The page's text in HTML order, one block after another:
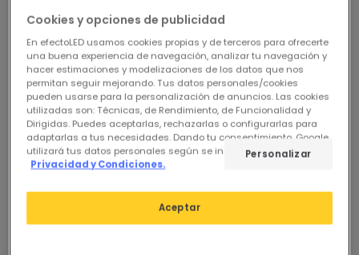
Placa LED 6W Cuadrada
SuperSlim Corte 105x105
mm
En Stock, entrega en
24/48h
Placa LED 12W Cuadrada
SuperSlim Corte 155x155
mm
En Stock, entrega en
24/48h
Cookies y opciones de publicidad
En efectoLED usamos cookies propias y de terceros para ofrecerte
una buena experiencia de navegación, analizar tu navegación y
hacer estimaciones y modelizaciones de los datos que nos
permitan seguir mejorando. Tus datos personales/cookies
pueden usarse para la personalización de anuncios. Las cookies
utilizadas son: Técnicas, de Rendimiento, de Funcionalidad y
Dirigidas. Puedes aceptarlas, rechazarlas o configurarlas para
adaptarlas a tus necesidades. Dando tu consentimiento, Google
utilizará tus datos personales según se indica en su sitio de
Privacidad y Condiciones.
Aceptar
Personalizar